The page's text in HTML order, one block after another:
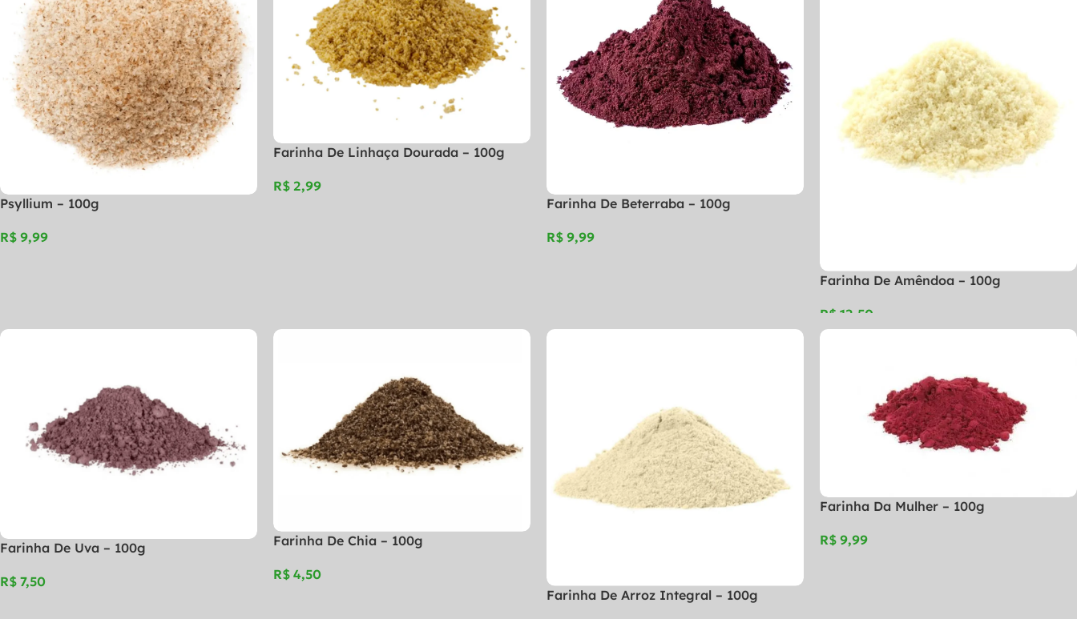
Psyllium – 100g
R$
Farinha De Linhaça Dourada – 100g
R$
Farinha De Beterraba – 100g
R$
Farinha De Amêndoa – 100g
R$
Farinha De Uva – 100g
R$
Farinha De Chia – 100g
R$
Farinha De Arroz Integral – 100g
Farinha Da Mulher – 100g
R$